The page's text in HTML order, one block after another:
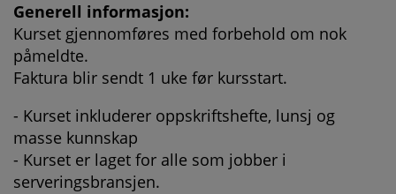
Generell informasjon:
Kurset gjennomføres med forbehold om nok
påmeldte.
Faktura blir sendt 1 uke før kursstart.
- Kurset inkluderer oppskriftshefte, lunsj og
masse kunnskap
- Kurset er laget for alle som jobber i
serveringsbransjen.